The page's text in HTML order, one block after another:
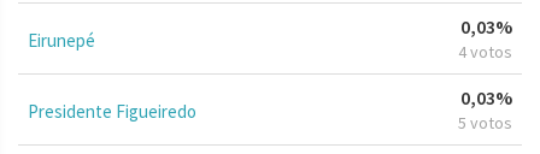
Eirunepé
0,03%
4 votos
Presidente Figueiredo
0,03%
5 votos